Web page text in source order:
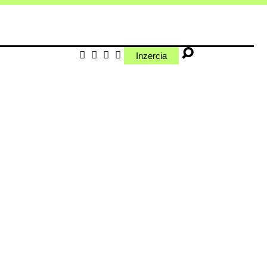
Inzercia